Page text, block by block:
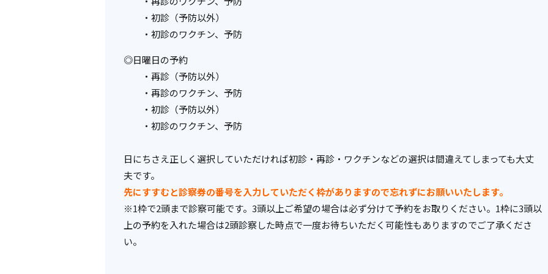
・初診（予防以外）
・初診のワクチン、予防
◎日曜日の予約
・再診（予防以外）
・再診のワクチン、予防
・初診（予防以外）
・初診のワクチン、予防
日にちさえ正しく選択していただければ初診・再診・ワクチンなどの選択は間違えてしまっても大丈
夫です。
先にすすむと診察券の番号を入力していただく枠がありますので忘れずにお願いいたします。
※1枠で2頭まで診察可能です。3頭以上ご希望の場合は必ず分けて予約をお取りください。1枠に3頭以
上の予約を入れた場合は2頭診察した時点で一度お待ちいただく可能性もありますのでご了承くださ
い。